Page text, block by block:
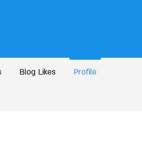
Profile
Blog Likes